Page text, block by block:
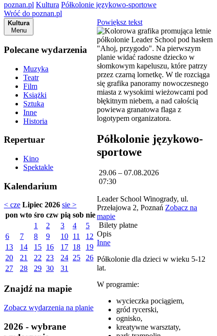
poznan.pl Kultura Półkolonie językowo-sportowe
Wróć do poznan.pl
Kultura
Menu
Polecane wydarzenia
Muzyka
Teatr
Film
Książki
Sztuka
Inne
Historia
Repertuar
Kino
Spektakle
Kalendarium
< cze Lipiec 2026 sie >
pon wto śro czw pią sob nie
1
2 3 4
5
6
7 8 9 10 11
12
13
14 15 16 17 18
19
20
21 22 23 24 25
26
27
28 29 30 31
Znajdź na mapie
Zobacz wydarzenia na planie
2026 - wybrane
Powiększ tekst
Półkolonie językowo-
sportowe
29.06 – 07.08.2026
07:30
Leader School Winogrady, ul.
Przełajowa 2, Poznań Zobacz na
mapie
Bilety płatne
Opis
Inne
Półkolonie dla dzieci w wieku 5-12
lat.
W programie:
wycieczka pociągiem,
gród rycerski,
ognisko,
kreatywne warsztaty,